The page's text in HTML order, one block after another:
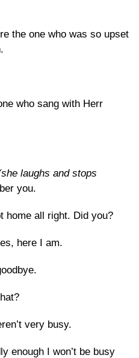
the one who was so upset
who sang with Herr
laughs and stops
you.
home all right. Did you?
here I am.
very busy.
enough I won’t be busy